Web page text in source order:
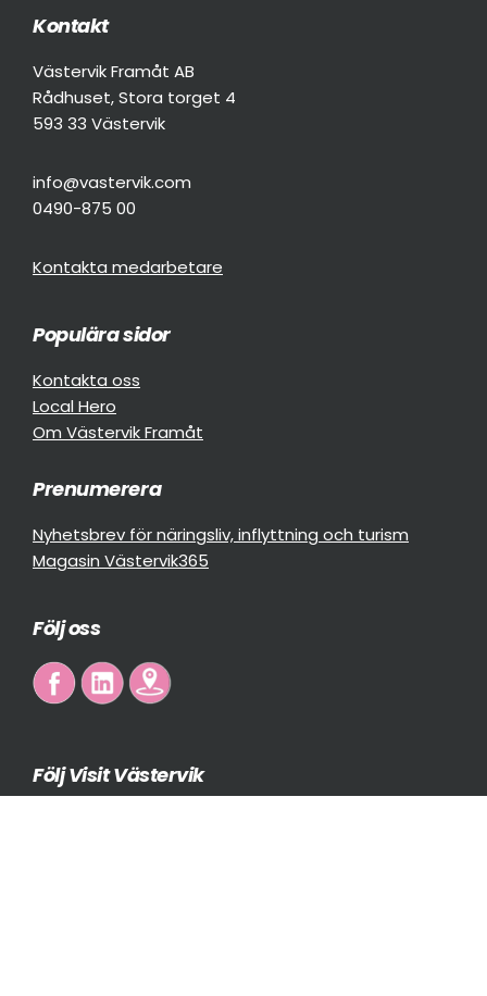
Footer
Kontakt
Västervik Framåt AB
Rådhuset, Stora torget 4
593 33 Västervik
info@vastervik.com
0490-875 00
Kontakta medarbetare
Populära sidor
Kontakta oss
Local Hero
Om Västervik Framåt
Prenumerera
Nyhetsbrev för näringsliv, inflyttning och turism
Magasin Västervik365
Följ oss
Följ Visit Västervik